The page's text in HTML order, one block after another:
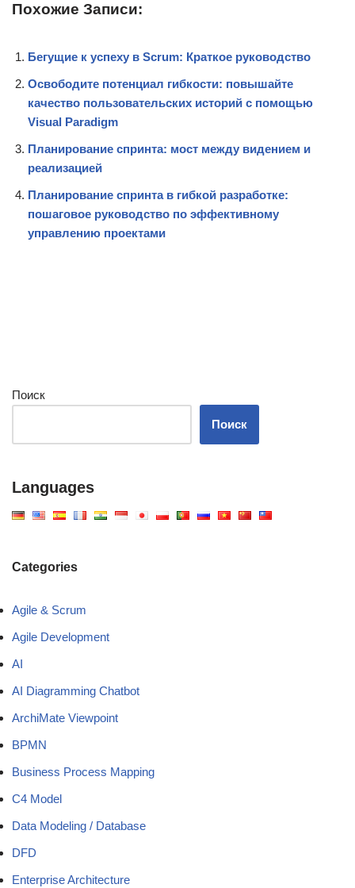
Похожие Записи:
Бегущие к успеху в Scrum: Краткое руководство
Освободите потенциал гибкости: повышайте
качество пользовательских историй с помощью
Visual Paradigm
Планирование спринта: мост между видением и
реализацией
Планирование спринта в гибкой разработке:
пошаговое руководство по эффективному
управлению проектами
Поиск
Поиск
Languages
Categories
Agile & Scrum
Agile Development
AI
AI Diagramming Chatbot
ArchiMate Viewpoint
BPMN
Business Process Mapping
C4 Model
Data Modeling / Database
DFD
Enterprise Architecture